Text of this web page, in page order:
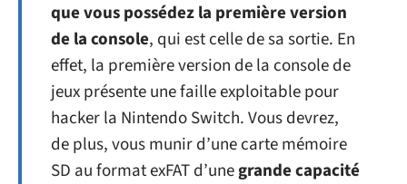
que vous possédez la première version
de la console, qui est celle de sa sortie. En
effet, la première version de la console de
jeux présente une faille exploitable pour
hacker la Nintendo Switch. Vous devrez,
de plus, vous munir d’une carte mémoire
SD au format exFAT d’unegrande capacité